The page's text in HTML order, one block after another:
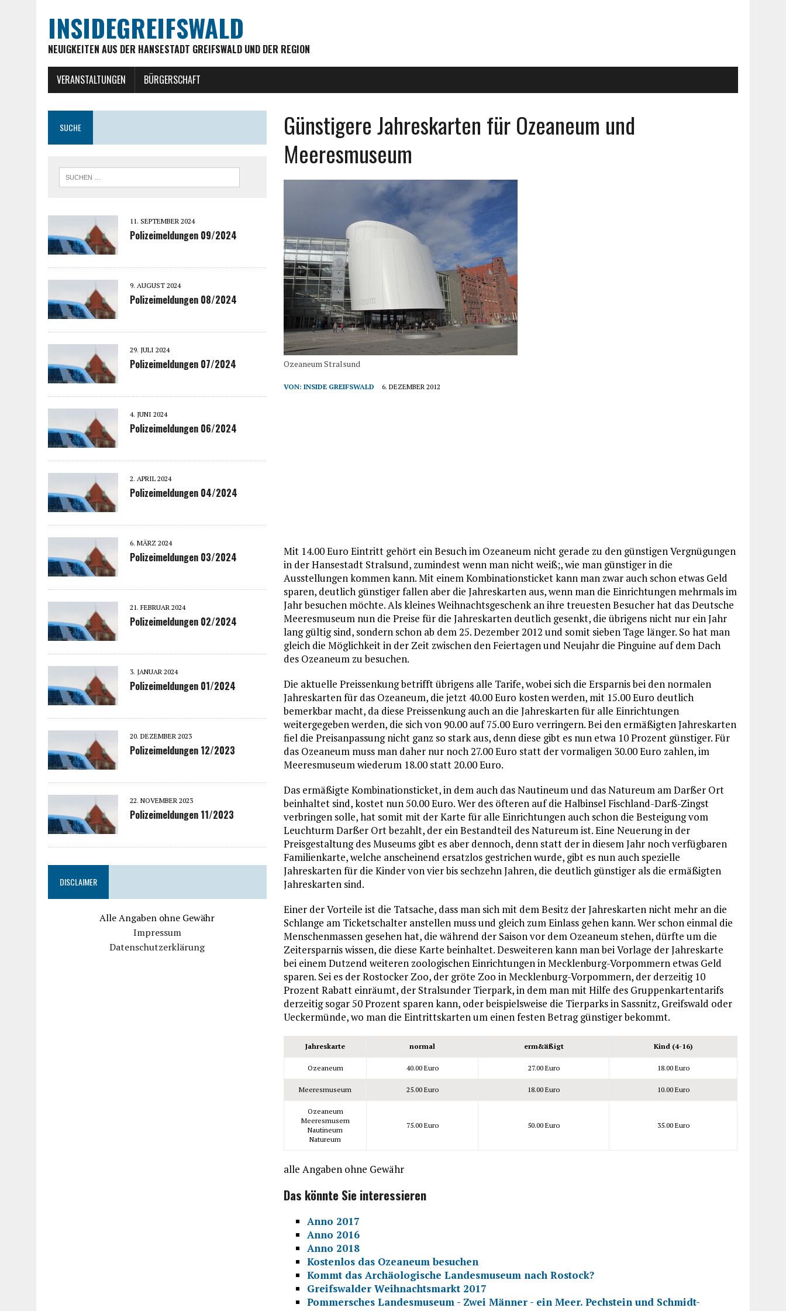
INSIDEGREIFSWALD
NEUIGKEITEN AUS DER HANSESTADT GREIFSWALD UND DER REGION
VERANSTALTUNGEN BÜRGERSCHAFT
Günstigere Jahreskarten für Ozeaneum und
Meeresmuseum
Ozeaneum Stralsund
VON:INSIDE GREIFSWALD 6. DEZEMBER 2012
Mit 14.00 Euro Eintritt gehört ein Besuch im Ozeaneum nicht gerade zu den günstigen Vergnügungen
in der Hansestadt Stralsund, zumindest wenn man nicht weiß;, wie man günstiger in die
Ausstellungen kommen kann. Mit einem Kombinationsticket kann man zwar auch schon etwas Geld
sparen, deutlich günstiger fallen aber die Jahreskarten aus, wenn man die Einrichtungen mehrmals im
Jahr besuchen möchte. Als kleines Weihnachtsgeschenk an ihre treuesten Besucher hat das Deutsche
Meeresmuseum nun die Preise für die Jahreskarten deutlich gesenkt, die übrigens nicht nur ein Jahr
lang gültig sind, sondern schon ab dem 25. Dezember 2012 und somit sieben Tage länger. So hat man
gleich die Möglichkeit in der Zeit zwischen den Feiertagen und Neujahr die Pinguine auf dem Dach
des Ozeaneum zu besuchen.
Die aktuelle Preissenkung betrifft übrigens alle Tarife, wobei sich die Ersparnis bei den normalen
Jahreskarten für das Ozeaneum, die jetzt 40.00 Euro kosten werden, mit 15.00 Euro deutlich
bemerkbar macht, da diese Preissenkung auch an die Jahreskarten für alle Einrichtungen
weitergegeben werden, die sich von 90.00 auf 75.00 Euro verringern. Bei den ermäßigten Jahreskarten
fiel die Preisanpassung nicht ganz so stark aus, denn diese gibt es nun etwa 10 Prozent günstiger. Für
das Ozeaneum muss man daher nur noch 27.00 Euro statt der vormaligen 30.00 Euro zahlen, im
Meeresmuseum wiederum 18.00 statt 20.00 Euro.
Das ermäßigte Kombinationsticket, in dem auch das Nautineum und das Natureum am Darßer Ort
beinhaltet sind, kostet nun 50.00 Euro. Wer des öfteren auf die Halbinsel Fischland-Darß-Zingst
verbringen solle, hat somit mit der Karte für alle Einrichtungen auch schon die Besteigung vom
Leuchturm Darßer Ort bezahlt, der ein Bestandteil des Natureum ist. Eine Neuerung in der
Preisgestaltung des Museums gibt es aber dennoch, denn statt der in diesem Jahr noch verfügbaren
Familienkarte, welche anscheinend ersatzlos gestrichen wurde, gibt es nun auch spezielle
Jahreskarten für die Kinder von vier bis sechzehn Jahren, die deutlich günstiger als die ermäßigten
Jahreskarten sind.
Einer der Vorteile ist die Tatsache, dass man sich mit dem Besitz der Jahreskarten nicht mehr an die
Schlange am Ticketschalter anstellen muss und gleich zum Einlass gehen kann. Wer schon einmal die
Menschenmassen gesehen hat, die während der Saison vor dem Ozeaneum stehen, dürfte um die
Zeitersparnis wissen, die diese Karte beinhaltet. Desweiteren kann man bei Vorlage der Jahreskarte
bei einem Dutzend weiteren zoologischen Einrichtungen in Mecklenburg-Vorpommern etwas Geld
sparen. Sei es der Rostocker Zoo, der gröte Zoo in Mecklenburg-Vorpommern, der derzeitig 10
Prozent Rabatt einräumt, der Stralsunder Tierpark, in dem man mit Hilfe des Gruppenkartentarifs
derzeitig sogar 50 Prozent sparen kann, oder beispielsweise die Tierparks in Sassnitz, Greifswald oder
Ueckermünde, wo man die Eintrittskarten um einen festen Betrag günstiger bekommt.
Jahreskarte normal erm&äßigt Kind (4-16)
Ozeaneum 40.00 Euro 27.00 Euro 18.00 Euro
Meeresmuseum 25.00 Euro 18.00 Euro 10.00 Euro
Ozeaneum
Meeresmusem
Nautineum
Natureum
75.00 Euro 50.00 Euro 35.00 Euro
alle Angaben ohne Gewähr
Das könnte Sie interessieren
Anno 2017
Anno 2016
Anno 2018
Kostenlos das Ozeaneum besuchen
Kommt das Archäologische Landesmuseum nach Rostock?
Greifswalder Weihnachtsmarkt 2017
Pommersches Landesmuseum - Zwei Männer - ein Meer. Pechstein und Schmidt-
SUCHE
11. SEPTEMBER 2024
Polizeimeldungen 09/2024
9. AUGUST 2024
Polizeimeldungen 08/2024
29. JULI 2024
Polizeimeldungen 07/2024
4. JUNI 2024
Polizeimeldungen 06/2024
2. APRIL 2024
Polizeimeldungen 04/2024
6. MÄRZ 2024
Polizeimeldungen 03/2024
21. FEBRUAR 2024
Polizeimeldungen 02/2024
3. JANUAR 2024
Polizeimeldungen 01/2024
20. DEZEMBER 2023
Polizeimeldungen 12/2023
22. NOVEMBER 2023
Polizeimeldungen 11/2023
DISCLAIMER
Alle Angaben ohne Gewähr
Impressum
Datenschutzerklärung